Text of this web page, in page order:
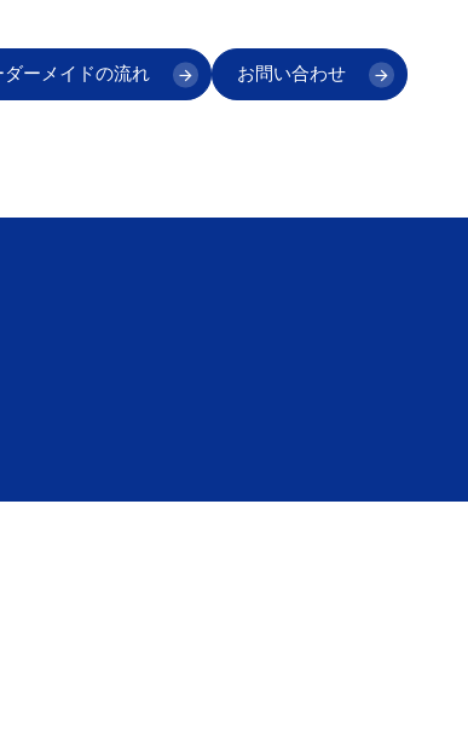
ダーメイドの流れ お問い合わせ